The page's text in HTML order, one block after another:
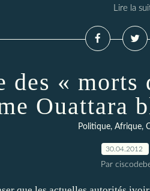
Lire la
des « morts
Ouattara
Politique, Afrique,
30.04.2012
Par